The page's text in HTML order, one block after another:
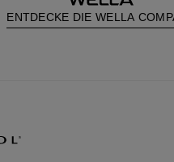
ENTDECKE DIE WELLA